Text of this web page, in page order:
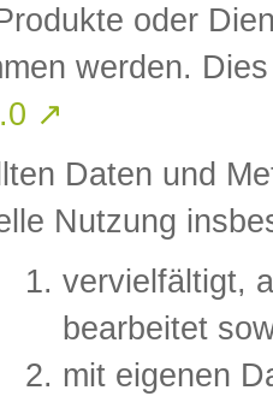
oder
werden.
↗
Daten und
Nutzung
vervielfältigt,
bearbeitet
mit eigenen